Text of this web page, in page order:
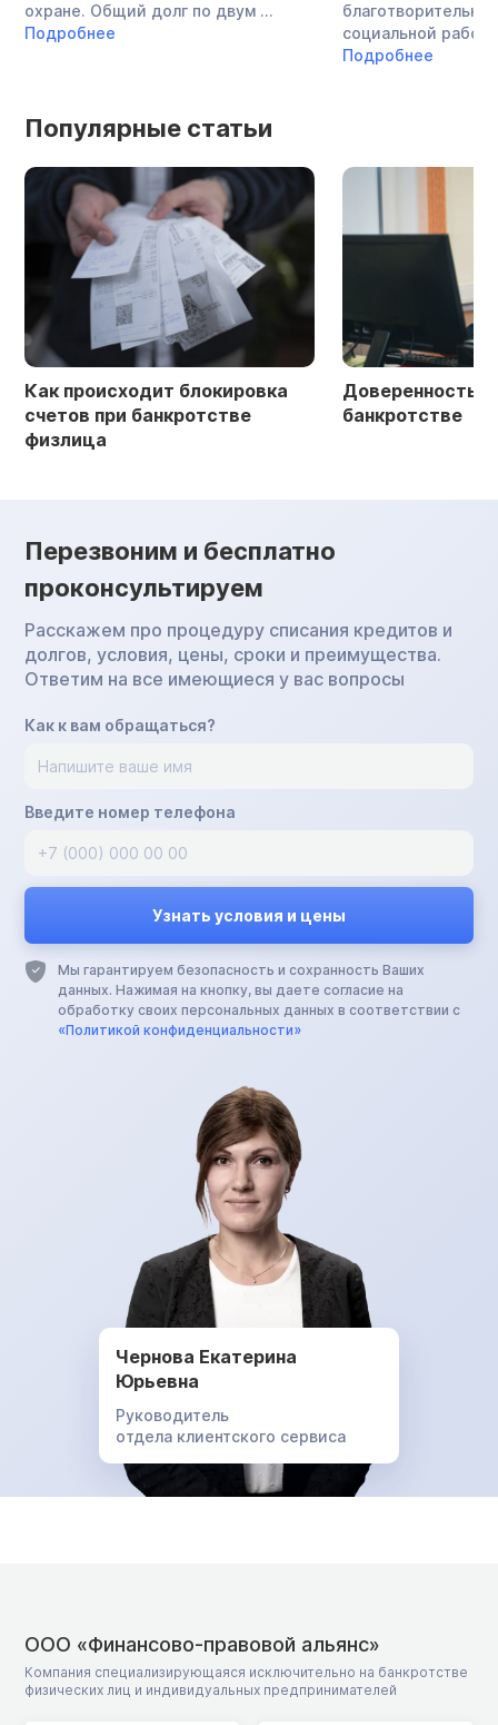
охране. Общий долг по двум ...
Подробнее
социальной
Подробнее
Популярные статьи
Как происходит блокировка
счетов при банкротстве
физлица
Доверенность
банкротстве
Перезвоним и бесплатно
проконсультируем
Расскажем про процедуру списания кредитов и
долгов, условия, цены, сроки и преимущества.
Ответим на все имеющиеся у вас вопросы
Как к вам обращаться?
Введите номер телефона
Мы гарантируем безопасность и сохранность Ваших
данных. Нажимая на кнопку, вы даете согласие на
обработку своих персональных данных в соответствии с
«Политикой конфиденциальности»
Чернова Екатерина
Юрьевна
Руководитель
отдела клиентского сервиса
ООО «Финансово-правовой альянс»
Компания специализирующаяся исключительно на банкротстве
физических лиц и индивидуальных предпринимателей